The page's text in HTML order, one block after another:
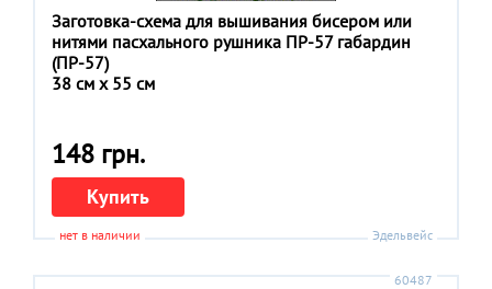
Заготовка-схема для вышивания бисером или
нитями пасхального рушника ПР-57 габардин
(ПР-57)
38 см x 55 см
148 грн.
Купить
нет в наличии Эдельвейс
60487